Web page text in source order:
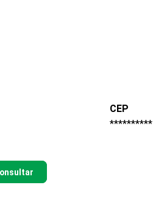
CEP
**********